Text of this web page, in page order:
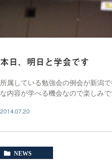
本日、明日と学会です
所属している勉強会の例会が新潟
な内容が学べる機会なので楽しみで
2014.07.20
NEWS